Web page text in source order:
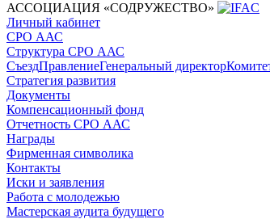
АССОЦИАЦИЯ «СОДРУЖЕСТВО»
Личный кабинет
СРО ААС
Структура СРО ААС
СъездПравлениеГенеральный директор
Стратегия развития
Документы
Компенсационный фонд
Отчетность СРО ААС
Награды
Фирменная символика
Контакты
Иски и заявления
Работа с молодежью
Мастерская аудита будущего